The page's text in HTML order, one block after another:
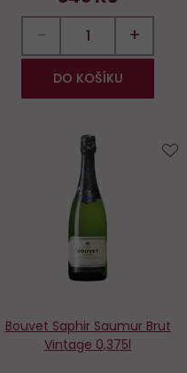
− +
DO KOŠÍKU
Bouvet Saphir Saumur Brut
Vintage 0,375l